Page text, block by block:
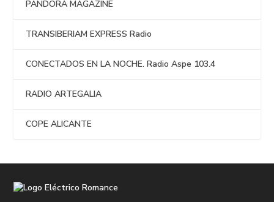
PANDORA MAGAZINE
TRANSIBERIAM EXPRESS Radio
CONECTADOS EN LA NOCHE. Radio Aspe 103.4
RADIO ARTEGALIA
COPE ALICANTE